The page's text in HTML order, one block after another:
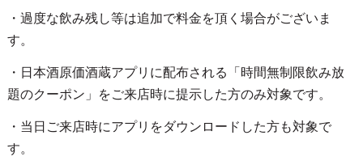
・過度な飲み残し等は追加で料金を頂く場合がございま
す。
・日本酒原価酒蔵アプリに配布される「時間無制限飲み放
題のクーポン」をご来店時に提示した方のみ対象です。
・当日ご来店時にアプリをダウンロードした方も対象で
す。